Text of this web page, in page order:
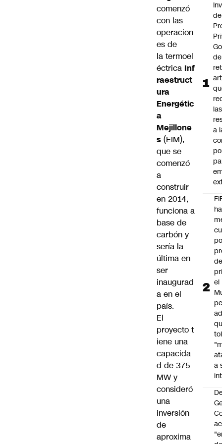
comenzó
con las
operacion
es de
la termoel
éctrica Inf
raestruct
ura
Energétic
a
Mejillone
s (EIM),
que se
comenzó
a
construir
en 2014,
funciona a
base de
carbón y
sería la
última en
ser
inaugurad
a en el
país.
El
proyecto t
iene una
capacida
d de 375
MW y
consideró
una
inversión
de
aproxima
las
a
de
el
a